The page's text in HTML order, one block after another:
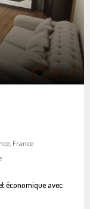
France
économique avec